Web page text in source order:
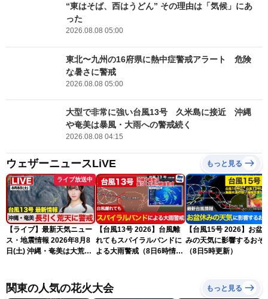
“東はそば、西はうどん” その理由は「気候」にあ
った
2026.08.08 05:00
東北〜九州の16府県に熱中症警戒アラート 危険
な暑さに警戒
2026.08.08 05:00
大型で非常に強い台風13号 久米島に接近 沖縄
や奄美は暴風・大雨への警戒続く
2026.08.08 04:15
ウェザーニュースLiVE もっと見る
ライブ放送中
【ライブ】最新天気ニュー
ス・地震情報 2026年8月8
日(土) 沖縄・奄美は大荒れ
ースLiVEサンシャイン・魚
住茉由／山口剛央〉
【台風13号 2026】台風離
れてもスパイラルバンドに
よる大雨警戒（8日6時情
【台風15号 2026】お盆
みの天気に影響するおそ
（8日5時更新）
関東の人気の花火大会 もっと見る